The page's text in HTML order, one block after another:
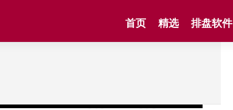
首页 精选 排盘软件